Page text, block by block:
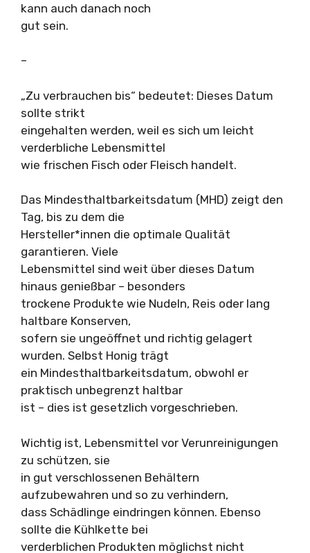
kann auch danach noch
gut sein.
–
„Zu verbrauchen bis“ bedeutet: Dieses Datum
sollte strikt
eingehalten werden, weil es sich um leicht
verderbliche Lebensmittel
wie frischen Fisch oder Fleisch handelt.
Das Mindesthaltbarkeitsdatum (MHD) zeigt den
Tag, bis zu dem die
Hersteller*innen die optimale Qualität
garantieren. Viele
Lebensmittel sind weit über dieses Datum
hinaus genießbar – besonders
trockene Produkte wie Nudeln, Reis oder lang
haltbare Konserven,
sofern sie ungeöffnet und richtig gelagert
wurden. Selbst Honig trägt
ein Mindesthaltbarkeitsdatum, obwohl er
praktisch unbegrenzt haltbar
ist – dies ist gesetzlich vorgeschrieben.
Wichtig ist, Lebensmittel vor Verunreinigungen
zu schützen, sie
in gut verschlossenen Behältern
aufzubewahren und so zu verhindern,
dass Schädlinge eindringen können. Ebenso
sollte die Kühlkette bei
verderblichen Produkten möglichst nicht